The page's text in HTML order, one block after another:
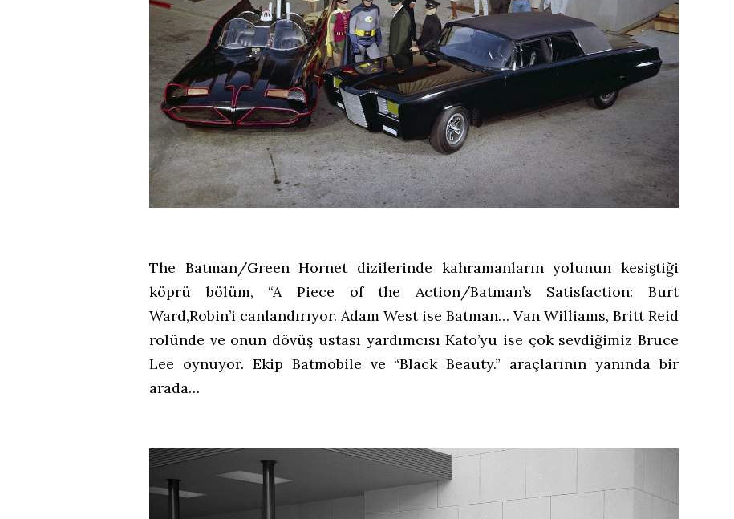
The Batman/Green Hornet dizilerinde kahramanların yolunun kesiştiği
köprü bölüm, “A Piece of the Action/Batman’s Satisfaction: Burt
Ward,Robin’i canlandırıyor. Adam West ise Batman… Van Williams, Britt Reid
rolünde ve onun dövüş ustası yardımcısı Kato’yu ise çok sevdiğimiz Bruce
Lee oynuyor. Ekip Batmobile ve “Black Beauty.” araçlarının yanında bir
arada…